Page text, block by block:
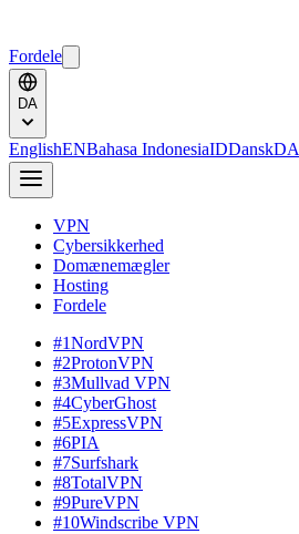
Fordele
DA
EnglishENBahasa IndonesiaIDDanskDA
VPN
Cybersikkerhed
Domænemægler
Hosting
Fordele
#1NordVPN
#2ProtonVPN
#3Mullvad VPN
#4CyberGhost
#5ExpressVPN
#6PIA
#7Surfshark
#8TotalVPN
#9PureVPN
#10Windscribe VPN